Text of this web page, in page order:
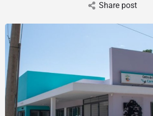
Share post